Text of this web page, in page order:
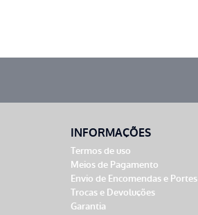
INFORMAÇÕES
Termos de uso
Meios de Pagamento
Envio de Encomendas e Portes
Trocas e Devoluções
Garantia